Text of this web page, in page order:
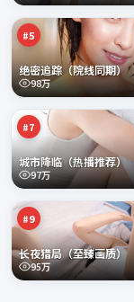
#5
绝密追踪（院线同期）
98万
#7
城市降临（热播推荐）
97万
#9
长夜猎局（至臻画质）
95万